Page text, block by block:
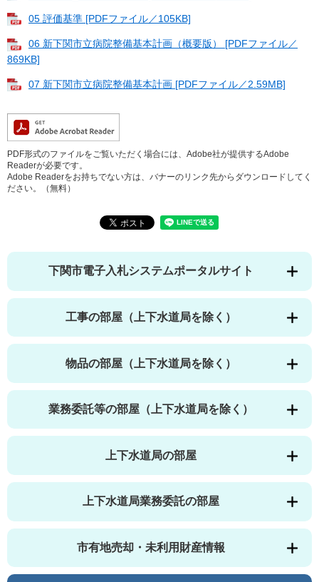
05 評価基準 [PDFファイル／105KB]
06 新下関市立病院整備基本計画（概要版） [PDFファイル／
869KB]
07 新下関市立病院整備基本計画 [PDFファイル／2.59MB]
PDF形式のファイルをご覧いただく場合には、Adobe社が提供するAdobe
Readerが必要です。
Adobe Readerをお持ちでない方は、バナーのリンク先からダウンロードしてく
ださい。（無料）
下関市電子入札システムポータルサイト
工事の部屋（上下水道局を除く）
物品の部屋（上下水道局を除く）
業務委託等の部屋（上下水道局を除く）
上下水道局の部屋
上下水道局業務委託の部屋
市有地売却・未利用財産情報